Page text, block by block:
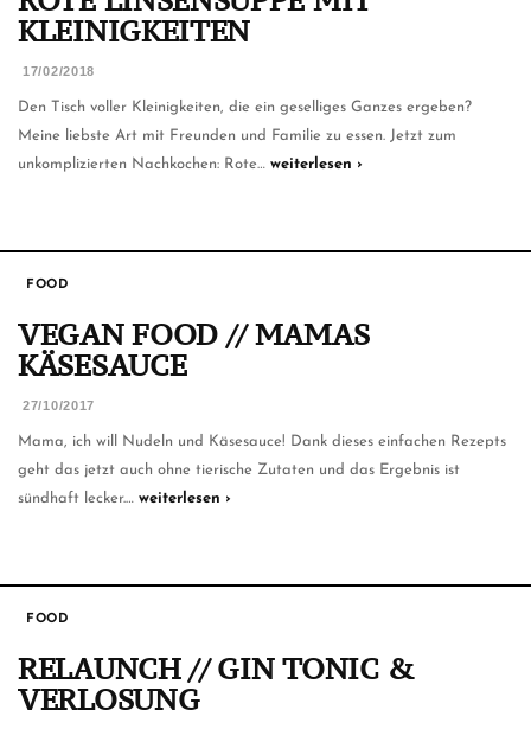
KLEINIGKEITEN
17/02/2018
Den Tisch voller Kleinigkeiten, die ein geselliges Ganzes ergeben?
Meine liebste Art mit Freunden und Familie zu essen. Jetzt zum
unkomplizierten Nachkochen: Rote… weiterlesen ›
FOOD
VEGAN FOOD // MAMAS
KÄSESAUCE
27/10/2017
Mama, ich will Nudeln und Käsesauce! Dank dieses einfachen Rezepts
geht das jetzt auch ohne tierische Zutaten und das Ergebnis ist
sündhaft lecker.… weiterlesen ›
FOOD
RELAUNCH // GIN TONIC &
VERLOSUNG